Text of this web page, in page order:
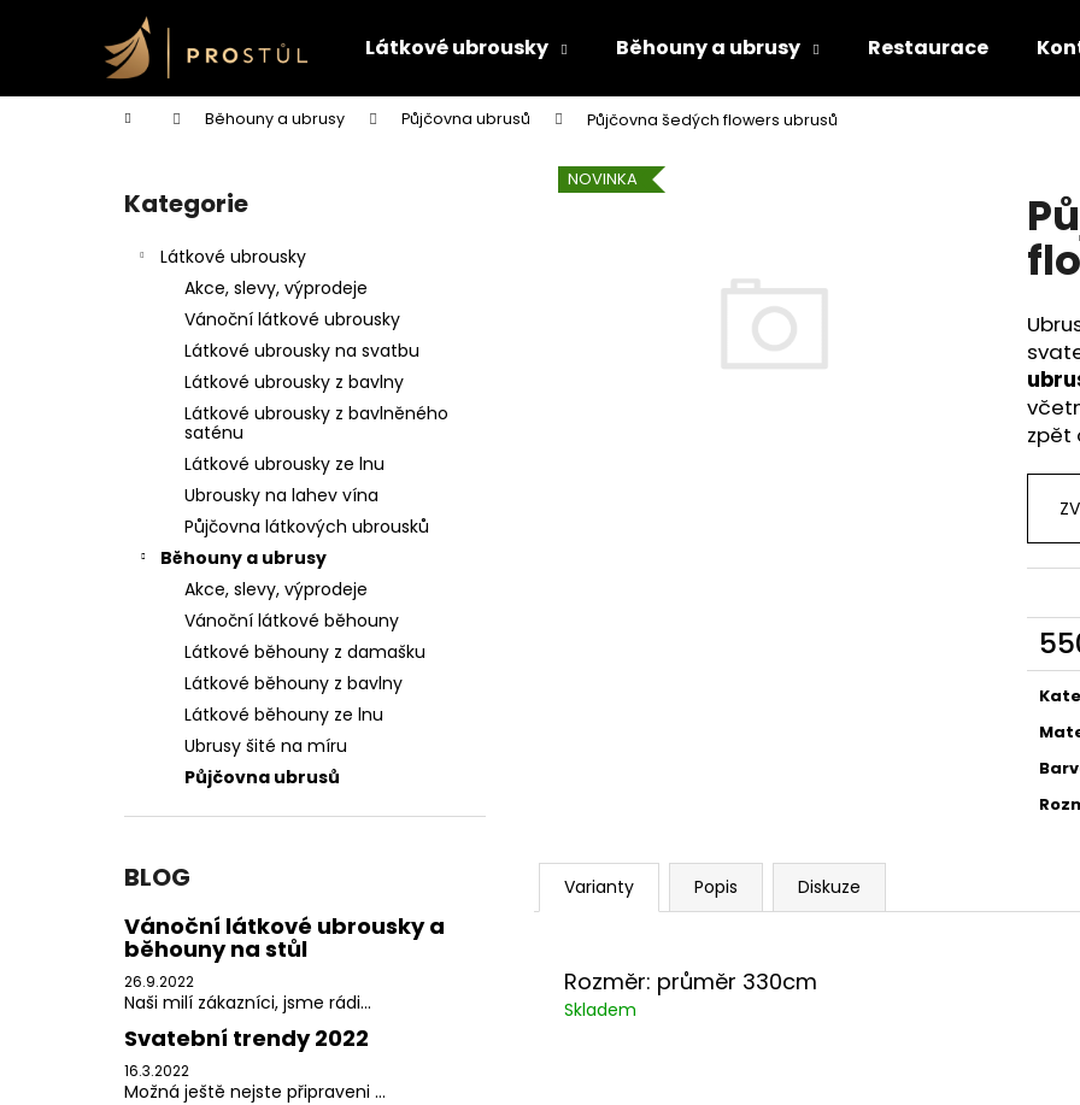
Látkové ubrousky Běhouny a ubrusy Restaurace
Domů Běhouny a ubrusy Půjčovna ubrusů Půjčovna šedých flowers ubrusů
Přeskočit
kategorie
Kategorie
Látkové ubrousky
Akce, slevy, výprodeje
Vánoční látkové ubrousky
Látkové ubrousky na svatbu
Látkové ubrousky z bavlny
Látkové ubrousky z bavlněného
saténu
Látkové ubrousky ze lnu
Ubrousky na lahev vína
Půjčovna látkových ubrousků
Běhouny a ubrusy
Akce, slevy, výprodeje
Vánoční látkové běhouny
Látkové běhouny z damašku
Látkové běhouny z bavlny
Látkové běhouny ze lnu
Ubrusy šité na míru
Půjčovna ubrusů
BLOG
Vánoční látkové ubrousky a
běhouny na stůl
26.9.2022
Naši milí zákazníci, jsme rádi...
Svatební trendy 2022
16.3.2022
Možná ještě nejste připraveni ...
zpět
NOVINKA
Varianty Popis Diskuze
Rozměr: průměr 330cm
Skladem
í
Zpět
do
Zpět
do
Co potřebujete najít?
Doporučujeme
PŮJČOVNA ŠEDÝCH UBRUSŮ
550 Kč
PŮJČOVNA